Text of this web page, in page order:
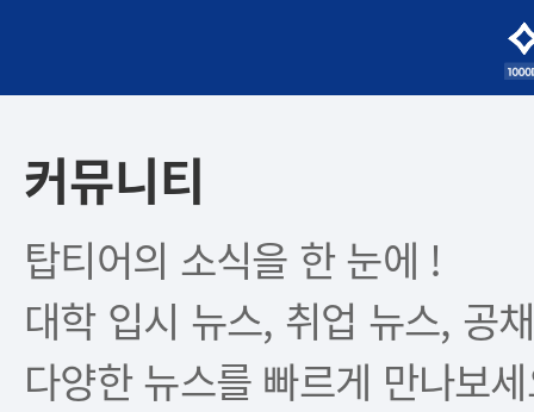
커뮤니티
탑티어의 소식을 한 눈에 !
대학 입시 뉴스, 취업 뉴스, 공
다양한 뉴스를 빠르게 만나보